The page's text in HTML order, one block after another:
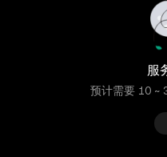
服
预计需要 10 ~